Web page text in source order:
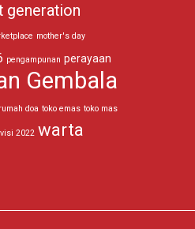
generation
mother's day
pengampunan perayaan
Gembala
rumah doa toko emas toko mas
visi 2022 warta